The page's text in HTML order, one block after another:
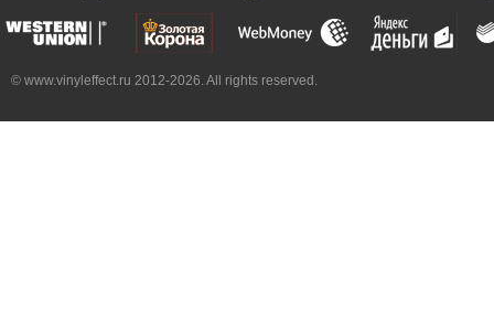
© www.vinyleffect.ru 2012-2026. All rights reserved.